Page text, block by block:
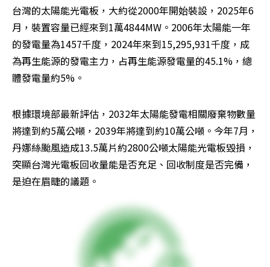
台灣的太陽能光電板，大約從2000年開始裝設，2025年6
月，裝置容量已經來到1萬4844MW。2006年太陽能一年
的發電量為1457千度，2024年來到15,295,931千度，成
為再生能源的發電主力，占再生能源發電量的45.1%，總
體發電量約5%。
根據環境部最新評估，2032年太陽能發電相關廢棄物數量
將達到約5萬公噸，2039年將達到約10萬公噸。今年7月，
丹娜絲颱風造成13.5萬片約2800公噸太陽能光電板毀損，
突顯台灣光電板回收量能是否充足、回收制度是否完備，
是迫在眉睫的議題。